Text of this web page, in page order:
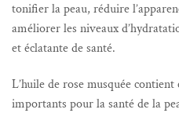
tonifier la peau, réduire
améliorer les niveaux
et éclatante de santé.
L’huile de rose musquée
importants pour la santé de la